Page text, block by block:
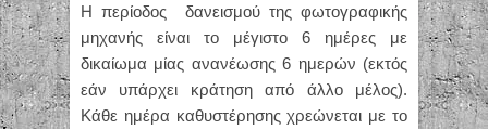
Η περίοδος δανεισμού της φωτογραφικής
μηχανής είναι το μέγιστο 6 ημέρες με
δικαίωμα μίας ανανέωσης 6 ημερών (εκτός
εάν υπάρχει κράτηση από άλλο μέλος).
Κάθε ημέρα καθυστέρησης χρεώνεται με το